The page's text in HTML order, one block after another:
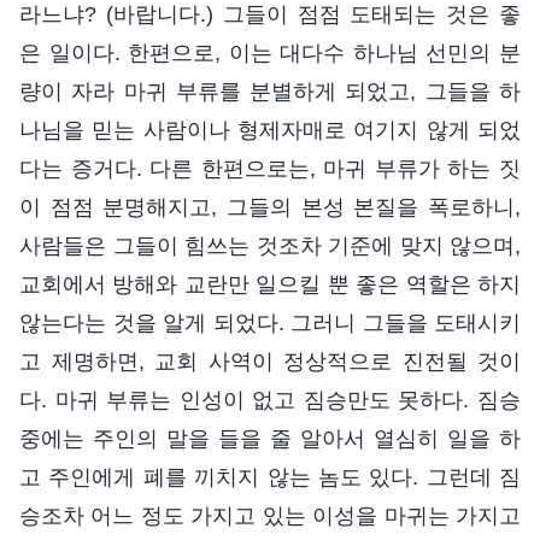
라느냐? (바랍니다.) 그들이 점점 도태되는 것은 좋
은 일이다. 한편으로, 이는 대다수 하나님 선민의 분
량이 자라 마귀 부류를 분별하게 되었고, 그들을 하
나님을 믿는 사람이나 형제자매로 여기지 않게 되었
다는 증거다. 다른 한편으로는, 마귀 부류가 하는 짓
이 점점 분명해지고, 그들의 본성 본질을 폭로하니,
사람들은 그들이 힘쓰는 것조차 기준에 맞지 않으며,
교회에서 방해와 교란만 일으킬 뿐 좋은 역할은 하지
않는다는 것을 알게 되었다. 그러니 그들을 도태시키
고 제명하면, 교회 사역이 정상적으로 진전될 것이
다. 마귀 부류는 인성이 없고 짐승만도 못하다. 짐승
중에는 주인의 말을 들을 줄 알아서 열심히 일을 하
고 주인에게 폐를 끼치지 않는 놈도 있다. 그런데 짐
승조차 어느 정도 가지고 있는 이성을 마귀는 가지고